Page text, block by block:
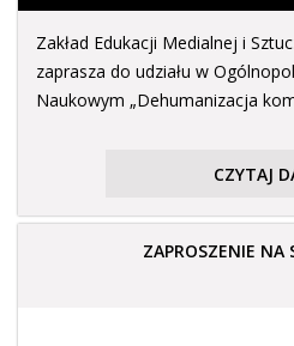
Zakład Edukacji Medialnej i
zaprasza do udziału w
Naukowym „Dehumanizacja
CZYTAJ
ZAPROSZENIE NA